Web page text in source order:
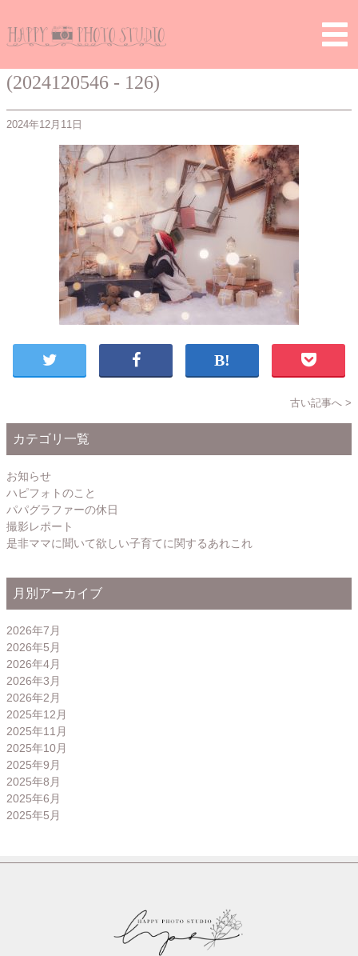
(2024120546 - 126)
2024年12月11日
古い記事へ >
カテゴリ一覧
お知らせ
ハピフォトのこと
パパグラファーの休日
撮影レポート
是非ママに聞いて欲しい子育てに関するあれこれ
月別アーカイブ
2026年7月
2026年5月
2026年4月
2026年3月
2026年2月
2025年12月
2025年11月
2025年10月
2025年9月
2025年8月
2025年6月
2025年5月